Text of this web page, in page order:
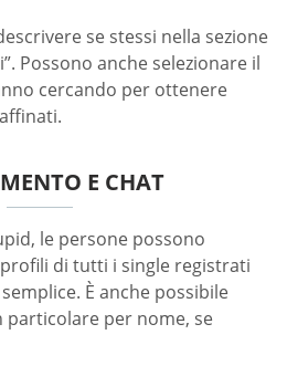
se stessi nella sezione
Possono anche selezionare il
cercando per ottenere
E CHAT
le persone possono
di tutti i single registrati
È anche possibile
particolare per nome, se